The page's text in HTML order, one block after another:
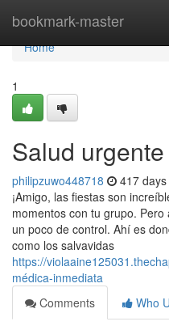
bookmark-master
Home
Home
1
Salud
philipzuwo448718 417
¡Amigo, las fiestas son
momentos con tu grupo.
un poco de control. Ahí es
como los salvavidas
https://
médica-inmediata
Comments
Who